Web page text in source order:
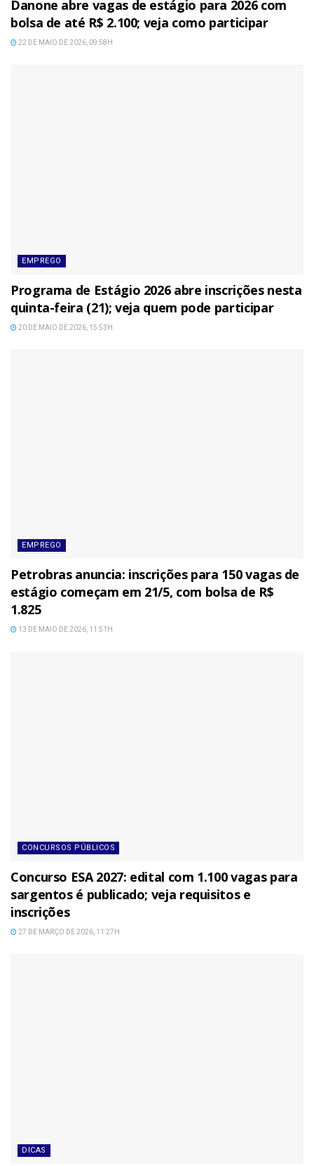
Danone abre vagas de estágio para 2026 com
bolsa de até R$ 2.100; veja como participar
22 DE MAIO DE 2026, 09:58H
EMPREGO
Programa de Estágio 2026 abre inscrições nesta
quinta-feira (21); veja quem pode participar
20 DE MAIO DE 2026, 15:53H
EMPREGO
Petrobras anuncia: inscrições para 150 vagas de
estágio começam em 21/5, com bolsa de R$
1.825
13 DE MAIO DE 2026, 11:51H
CONCURSOS PÚBLICOS
Concurso ESA 2027: edital com 1.100 vagas para
sargentos é publicado; veja requisitos e
inscrições
27 DE MARÇO DE 2026, 11:27H
DICAS